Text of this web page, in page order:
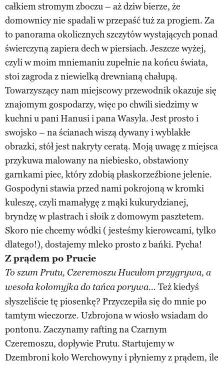
całkiem stromym zboczu – aż dziw bierze, że
domownicy nie spadali w przepaść tuż za progiem. Za
to panorama okolicznych szczytów wystających ponad
świerczyną zapiera dech w piersiach. Jeszcze wyżej,
czyli w moim mniemaniu zupełnie na końcu świata,
stoi zagroda z niewielką drewnianą chałupą.
Towarzyszący nam miejscowy przewodnik okazuje się
znajomym gospodarzy, więc po chwili siedzimy w
kuchni u pani Hanusi i pana Wasyla. Jest prosto i
swojsko – na ścianach wiszą dywany i wyblakłe
obrazki, stół jest nakryty ceratą. Moją uwagę z miejsca
przykuwa malowany na niebiesko, obstawiony
garnkami piec, który zdobią płaskorzeźbione jelenie.
Gospodyni stawia przed nami pokrojoną w kromki
kuleszę, czyli mamałygę z mąki kukurydzianej,
bryndzę w plastrach i słoik z domowym pasztetem.
Skoro nie chcemy wódki ( jesteśmy kierowcami, tylko
dlatego!), dostajemy mleko prosto z bańki. Pycha!
Z prądem po Prucie
To szum Prutu, Czeremoszu Hucułom przygrywa, a
wesoła kołomyjka do tańca porywa... Też kiedyś
słyszeliście tę piosenkę? Przyczepiła się do mnie po
tamtym wieczorze. Uzbrojona w wiosło wsiadam do
pontonu. Zaczynamy rafting na Czarnym
Czeremoszu, dopływie Prutu. Startujemy w
Dzembroni koło Werchowyny i płyniemy z prądem, ile